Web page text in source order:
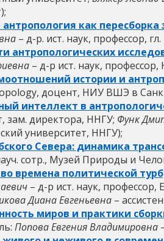
антропология как
– д-р. ист. наук, профессор,
антропологических
– д-р ист. наук,
истории и
доцент, НИУ ВШЭ в
интеллект в
зам. директора, ННГУ; Функ
университет, ННГУ);
Севера: динамика
сотр., Музей Природы и
времена политической
– д-р ист. наук,
Диана Евгеньевна –
миров и практики
Попова Евгения Владимировна